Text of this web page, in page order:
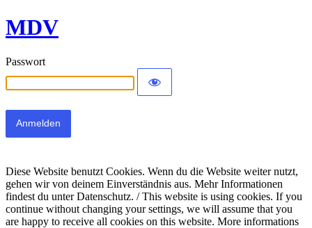
MDV
Passwort
Diese Website benutzt Cookies. Wenn du die Website weiter nutzt,
gehen wir von deinem Einverständnis aus. Mehr Informationen
findest du unter Datenschutz. / This website is using cookies. If you
continue without changing your settings, we will assume that you
are happy to receive all cookies on this website. More informations